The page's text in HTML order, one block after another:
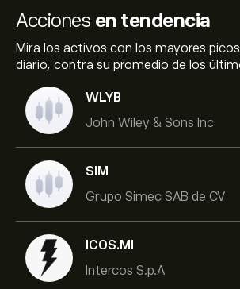
Acciones en tendencia
Mira los activos con los mayores
diario, contra su promedio de los
WLYB
John Wiley & Sons Inc
SIM
Grupo Simec SAB de CV
ICOS.MI
Intercos S.p.A